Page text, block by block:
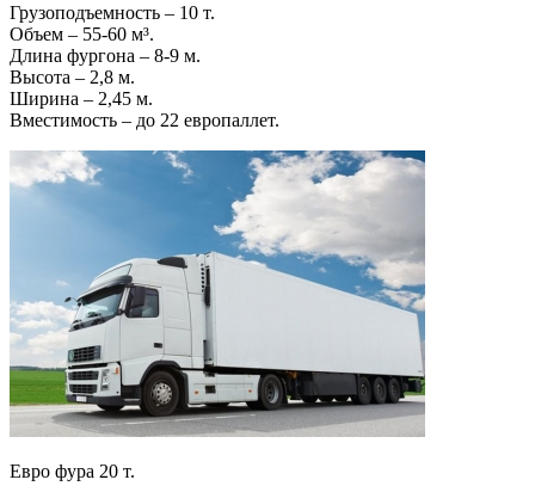
Грузоподъемность – 10 т.
Объем – 55-60 м³.
Длина фургона – 8-9 м.
Высота – 2,8 м.
Ширина – 2,45 м.
Вместимость – до 22 европаллет.
Евро фура 20 т.